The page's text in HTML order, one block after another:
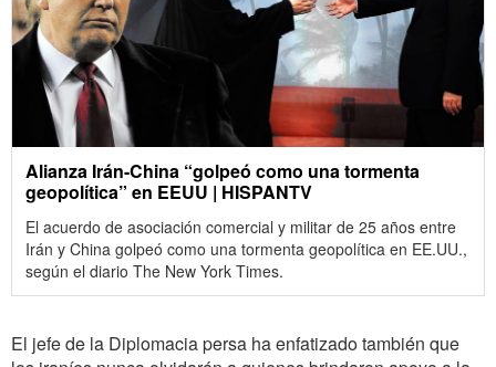
Alianza Irán-China “golpeó como una tormenta
geopolítica” en EEUU | HISPANTV
El acuerdo de asociación comercial y militar de 25 años entre
Irán y China golpeó como una tormenta geopolítica en EE.UU.,
según el diario The New York Times.
El jefe de la Diplomacia persa ha enfatizado también que